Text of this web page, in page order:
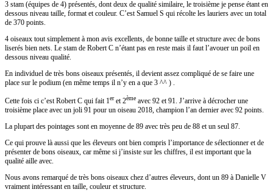
3 stam (équipes de 4) présentés, dont deux de qualité similaire, le troisième je pense étant en
dessous niveau taille, format et couleur. C’est Samuel S qui récolte les lauriers avec un total
de 370 points.
4 oiseaux tout simplement à mon avis excellents, de bonne taille et structure avec de bons
liserés bien nets. Le stam de Robert C n’étant pas en reste mais il faut l’avouer un poil en
dessous niveau qualité.
En individuel de très bons oiseaux présentés, il devient assez compliqué de se faire une
place sur le podium (en même temps il n’y en a que 3 ^^ ) .
Cette fois ci c’est Robert C qui fait 1er et 2ème avec 92 et 91. J’arrive à décrocher une
troisième place avec un joli 91 pour un oiseau 2018, champion l’an dernier avec 92 points.
La plupart des pointages sont en moyenne de 89 avec très peu de 88 et un seul 87.
Ce qui prouve là aussi que les éleveurs ont bien compris l’importance de sélectionner et de
présenter de bons oiseaux, car même si j’insiste sur les chiffres, il est important que la
qualité aille avec.
Nous avons remarqué de très bons oiseaux chez d’autres éleveurs, dont un 89 à Danielle V
vraiment intéressant en taille, couleur et structure.